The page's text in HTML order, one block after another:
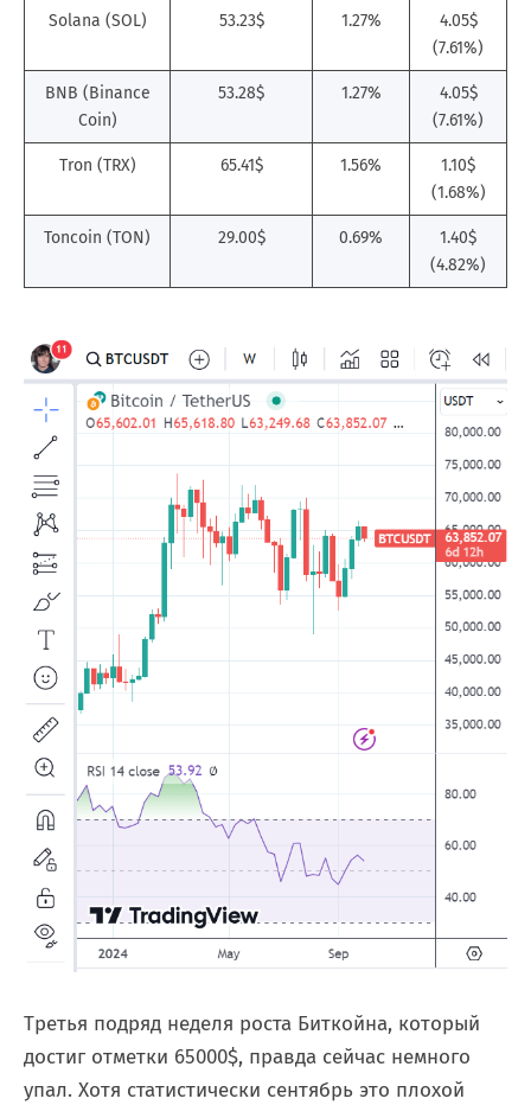
Solana (SOL) 53.23$ 1.27%
4.05$
(7.61%)
BNB (Binance
Coin)
53.28$ 1.27%
4.05$
(7.61%)
Tron (TRX) 65.41$ 1.56%
1.10$
(1.68%)
Toncoin (TON) 29.00$ 0.69%
1.40$
(4.82%)
Третья подряд неделя роста Биткойна, который
достиг отметки 65000$, правда сейчас немного
упал. Хотя статистически сентябрь это плохой